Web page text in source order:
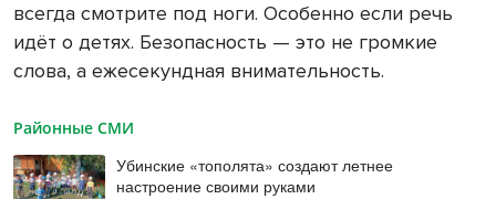
всегда смотрите под ноги. Особенно если речь
идёт о детях. Безопасность — это не громкие
слова, а ежесекундная внимательность.
Районные СМИ
Убинские «тополята» создают летнее
настроение своими руками